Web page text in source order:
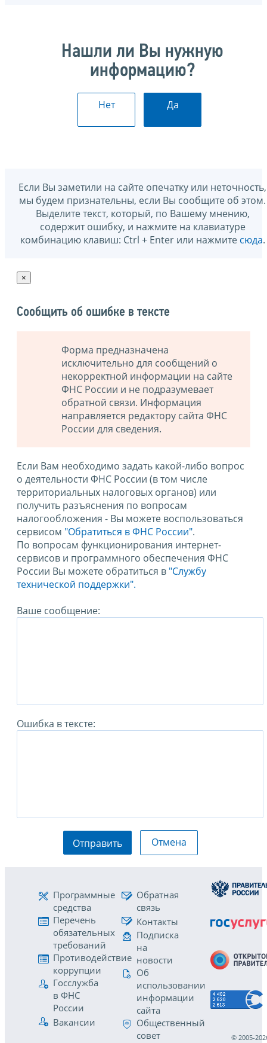
Нашли ли Вы нужную
информацию?
Нет Да
Если Вы заметили на сайте опечатку или неточность,
мы будем признательны, если Вы сообщите об этом.
Выделите текст, который, по Вашему мнению,
содержит ошибку, и нажмите на клавиатуре
комбинацию клавиш: Ctrl + Enter или нажмите сюда.
×
Сообщить об ошибке в тексте
Форма предназначена
исключительно для сообщений о
некорректной информации на сайте
ФНС России и не подразумевает
обратной связи. Информация
направляется редактору сайта ФНС
России для сведения.
Если Вам необходимо задать какой-либо вопрос
о деятельности ФНС России (в том числе
территориальных налоговых органов) или
получить разъяснения по вопросам
налогообложения - Вы можете воспользоваться
сервисом "Обратиться в ФНС России".
По вопросам функционирования интернет-
сервисов и программного обеспечения ФНС
России Вы можете обратиться в "Службу
технической поддержки".
Ваше сообщение:
Ошибка в тексте:
Отправить Отмена
Программные
средства
Перечень
обязательных
требований
Противодействие
коррупции
Госслужба
в ФНС
России
Вакансии
Обратная
связь
Контакты
Подписка
на
новости
Об
использовании
информации
сайта
Общественный
совет
© 2005-